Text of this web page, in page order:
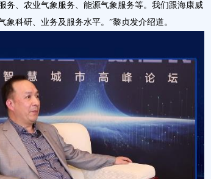
务、农业气象服务、能源气象服务等。我们跟海康威
科研、业务及服务水平。”黎贞发介绍道。